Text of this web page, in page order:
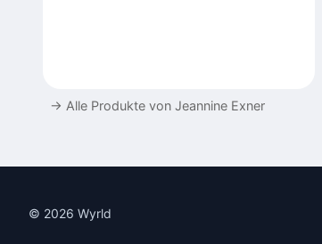
→ Alle Produkte von Jeannine Exner
© 2026 Wyrld